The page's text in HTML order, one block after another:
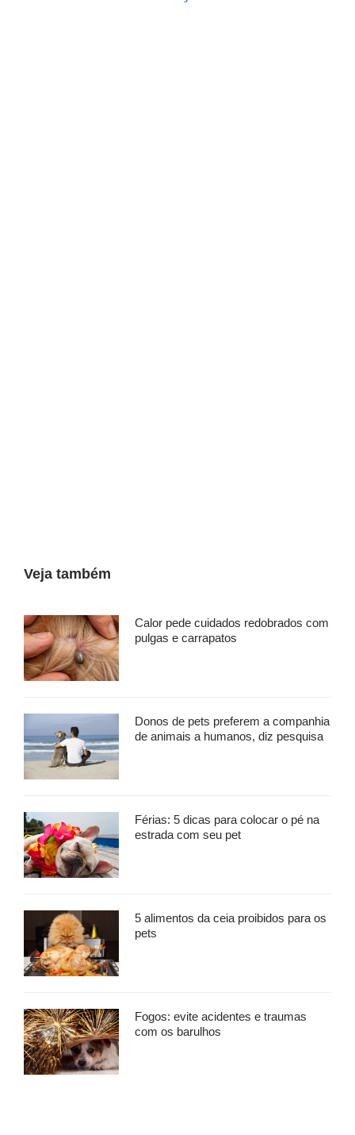
Veja também
Calor pede cuidados redobrados com
pulgas e carrapatos
Donos de pets preferem a companhia
de animais a humanos, diz pesquisa
Férias: 5 dicas para colocar o pé na
estrada com seu pet
5 alimentos da ceia proibidos para os
pets
Fogos: evite acidentes e traumas
com os barulhos